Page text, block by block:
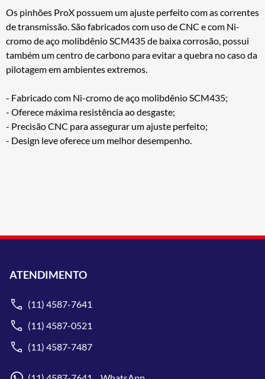
Os pinhões ProX possuem um ajuste perfeito com as correntes
de transmissão. São fabricados com uso de CNC e com Ni-
cromo de aço molibdênio SCM435 de baixa corrosão, possui
também um centro de carbono para evitar a quebra no caso da
pilotagem em ambientes extremos.
- Fabricado com Ni-cromo de aço molibdênio SCM435;
- Oferece máxima resistência ao desgaste;
- Precisão CNC para assegurar um ajuste perfeito;
- Design leve oferece um melhor desempenho.
ATENDIMENTO
(11) 4587-7641
(11) 4587-0521
(11) 4587-7487